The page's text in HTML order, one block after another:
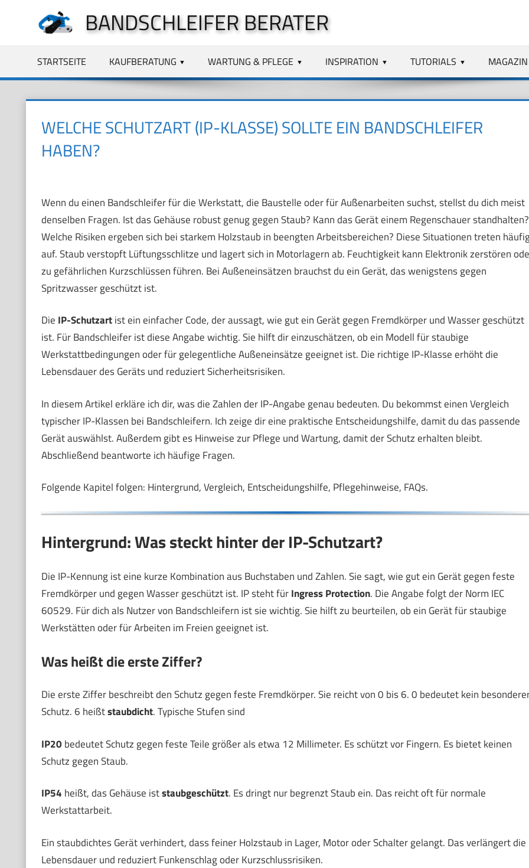
springen
BANDSCHLEIFER BERATER
STARTSEITE KAUFBERATUNG WARTUNG & PFLEGE INSPIRATION TUTORIALS MAGAZIN
WELCHE SCHUTZART (IP-KLASSE) SOLLTE EIN BANDSCHLEIFER
HABEN?
Wenn du einen Bandschleifer für die Werkstatt, die Baustelle oder für Außenarbeiten suchst, stellst du dich meist
denselben Fragen. Ist das Gehäuse robust genug gegen Staub? Kann das Gerät einem Regenschauer standhalten?
Welche Risiken ergeben sich bei starkem Holzstaub in beengten Arbeitsbereichen? Diese Situationen treten
auf. Staub verstopft Lüftungsschlitze und lagert sich in Motorlagern ab. Feuchtigkeit kann Elektronik zerstören
zu gefährlichen Kurzschlüssen führen. Bei Außeneinsätzen brauchst du ein Gerät, das wenigstens gegen
Spritzwasser geschützt ist.
Die IP-Schutzartist ein einfacher Code, der aussagt, wie gut ein Gerät gegen Fremdkörper und Wasser geschützt
ist. Für Bandschleifer ist diese Angabe wichtig. Sie hilft dir einzuschätzen, ob ein Modell für staubige
Werkstattbedingungen oder für gelegentliche Außeneinsätze geeignet ist. Die richtige IP-Klasse erhöht die
Lebensdauer des Geräts und reduziert Sicherheitsrisiken.
In diesem Artikel erkläre ich dir, was die Zahlen der IP-Angabe genau bedeuten. Du bekommst einen Vergleich
typischer IP-Klassen bei Bandschleifern. Ich zeige dir eine praktische Entscheidungshilfe, damit du das passende
Gerät auswählst. Außerdem gibt es Hinweise zur Pflege und Wartung, damit der Schutz erhalten bleibt.
Abschließend beantworte ich häufige Fragen.
Folgende Kapitel folgen: Hintergrund, Vergleich, Entscheidungshilfe, Pflegehinweise, FAQs.
Hintergrund: Was steckt hinter der IP-Schutzart?
Die IP-Kennung ist eine kurze Kombination aus Buchstaben und Zahlen. Sie sagt, wie gut ein Gerät gegen feste
Fremdkörper und gegen Wasser geschützt ist. IP steht fürIngress Protection. Die Angabe folgt der Norm IEC
60529. Für dich als Nutzer von Bandschleifern ist sie wichtig. Sie hilft zu beurteilen, ob ein Gerät für staubige
Werkstätten oder für Arbeiten im Freien geeignet ist.
Was heißt die erste Ziffer?
Die erste Ziffer beschreibt den Schutz gegen feste Fremdkörper. Sie reicht von 0 bis 6. 0 bedeutet kein
Schutz. 6 heißtstaubdicht. Typische Stufen sind
IP20 bedeutet Schutz gegen feste Teile größer als etwa 12 Millimeter. Es schützt vor Fingern. Es bietet keinen
Schutz gegen Staub.
IP54 heißt, das Gehäuse iststaubgeschützt. Es dringt nur begrenzt Staub ein. Das reicht oft für normale
Werkstattarbeit.
Ein staubdichtes Gerät verhindert, dass feiner Holzstaub in Lager, Motor oder Schalter gelangt. Das verlängert die
Lebensdauer und reduziert Funkenschlag oder Kurzschlussrisiken.